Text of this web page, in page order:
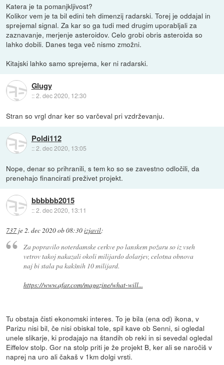
Katera je ta pomanjkljivost?
Kolikor vem je ta bil edini teh dimenzij radarski. Torej je oddajal in
sprejemal signal. Za kar so ga tudi med drugim uporabljali za
zaznavanje, merjenje asteroidov. Celo grobi obris asteroida so
lahko dobili. Danes tega več nismo zmožni.
Kitajski lahko samo sprejema, ker ni radarski.
Glugy
::2. dec 2020, 12:30
Stran so vrgl dnar ker so varčeval pri vzdrževanju.
Poldi112
::2. dec 2020, 13:05
Nope, denar so prihranili, s tem ko so se zavestno odločili, da
prenehajo financirati preživet projekt.
bbbbbb2015
::2. dec 2020, 13:11
737 je2. dec 2020 ob 08:30izjavil:
Za popravilo noterdamske cerkve po lanskem požaru so iz vseh
vetrov takoj nakazali okoli milijardo dolarjev, celotna obnova
naj bi stala pa kakšnih 10 milijard.
https://www.afar.com/magazine/what-will...
Tu obstaja čisti ekonomski interes. To je bila (ena od) ikona, v
Parizu nisi bil, če nisi obiskal tole, spil kave ob Senni, si ogledal
unele slikarje, ki prodajajo na štandih ob reki in si sevedal ogledal
Eiffelov stolp. Gor na stolp priti je že projekt B, ker ali se naročiš v
naprej na uro ali čakaš v 1km dolgi vrsti.